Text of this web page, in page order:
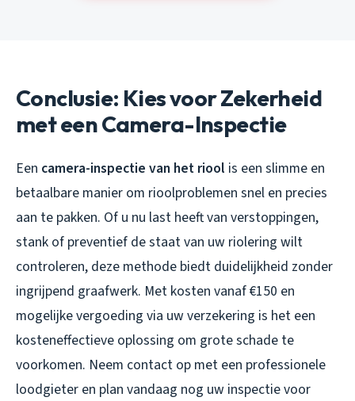
Conclusie: Kies voor Zekerheid
met een Camera-Inspectie
Een camera-inspectie van het riool is een slimme en
betaalbare manier om rioolproblemen snel en precies
aan te pakken. Of u nu last heeft van verstoppingen,
stank of preventief de staat van uw riolering wilt
controleren, deze methode biedt duidelijkheid zonder
ingrijpend graafwerk. Met kosten vanaf €150 en
mogelijke vergoeding via uw verzekering is het een
kosteneffectieve oplossing om grote schade te
voorkomen. Neem contact op met een professionele
loodgieter en plan vandaag nog uw inspectie voor